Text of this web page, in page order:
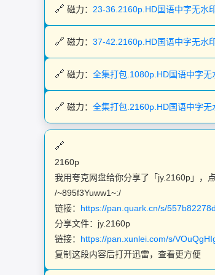
磁力： 23-36.2160p.HD国语中字无水
磁力： 37-42.2160p.HD国语中字无水
磁力： 全集打包.1080p.HD国语中字无
磁力： 全集打包.2160p.HD国语中字无
2160p
我用夸克网盘给你分享了「jy.2160p」，
/~895f3Yuww1~:/
链接： https://pan.quark.cn/s/
分享文件：jy.2160p
链接： https://pan.xunlei.com/s/
复制这段内容后打开迅雷，查看更方便